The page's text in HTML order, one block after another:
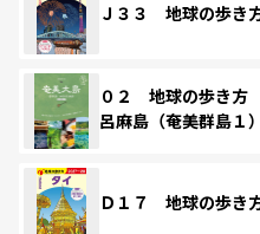
Ｊ３３ 地球の歩き
０２ 地球の歩き
呂麻島（奄美群島
Ｄ１７ 地球の歩き